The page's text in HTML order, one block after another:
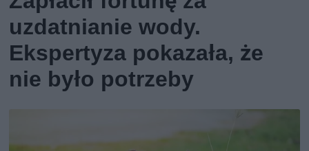
uzdatnianie wody.
Ekspertyza pokazała, że
nie było potrzeby